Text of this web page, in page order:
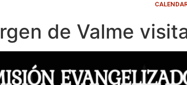
de Valme